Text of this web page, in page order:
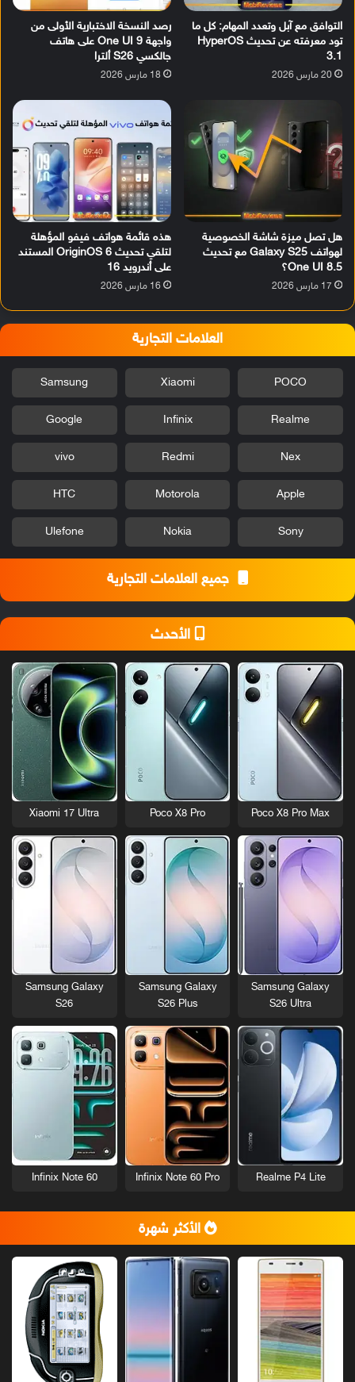
التوافق مع آبل وتعدد المهام: كل ما
تود معرفته عن تحديث HyperOS
3.1
20 مارس 2026
رصد النسخة الاختبارية الأولى من
واجهة One UI 9 على هاتف
جالكسي S26 ألترا
18 مارس 2026
هل تصل ميزة شاشة الخصوصية
لهواتف Galaxy S25 مع تحديث
One UI 8.5؟
17 مارس 2026
هذه قائمة هواتف فيفو المؤهلة
لتلقي تحديث OriginOS 6 المستند
على أندرويد 16
16 مارس 2026
العلامات التجارية
POCO
Xiaomi
Samsung
Realme
Infinix
Google
Nex
Redmi
vivo
Apple
Motorola
HTC
Sony
Nokia
Ulefone
جميع العلامات التجارية
الأحدث
Poco X8 Pro Max
Poco X8 Pro
Xiaomi 17 Ultra
Samsung Galaxy
S26 Ultra
Samsung Galaxy
S26 Plus
Samsung Galaxy
S26
Realme P4 Lite
Infinix Note 60 Pro
Infinix Note 60
الأكثر شهرة